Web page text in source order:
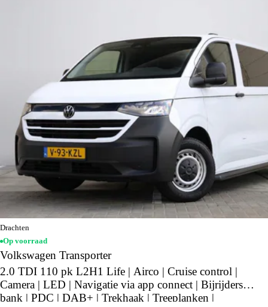
Drachten
Op voorraad
Volkswagen Transporter
2.0 TDI 110 pk L2H1 Life | Airco | Cruise control |
Camera | LED | Navigatie via app connect | Bijrijders
bank | PDC | DAB+ | Trekhaak | Treeplanken |